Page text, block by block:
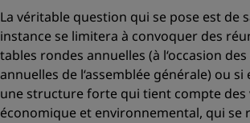
La véritable question qui se pose est de
instance se limitera à convoquer des
tables rondes annuelles (à l‘occasion
annuelles de l‘assemblée générale) ou
une structure forte qui tient compte des
économique et environnemental, qui se